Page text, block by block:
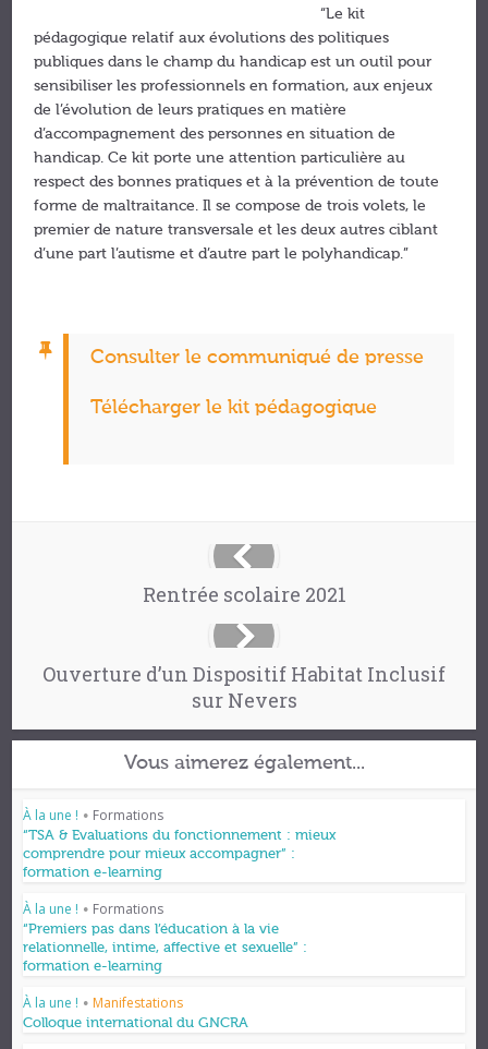
“Le kit
pédagogique relatif aux évolutions des politiques
publiques dans le champ du handicap est un outil pour
sensibiliser les professionnels en formation, aux enjeux
de l’évolution de leurs pratiques en matière
d’accompagnement des personnes en situation de
handicap. Ce kit porte une attention particulière au
respect des bonnes pratiques et à la prévention de toute
forme de maltraitance. Il se compose de trois volets, le
premier de nature transversale et les deux autres ciblant
d’une part l’autisme et d’autre part le polyhandicap.”
Consulter le communiqué de presse
Télécharger le kit pédagogique
Rentrée scolaire 2021
Ouverture d’un Dispositif Habitat Inclusif
sur Nevers
Vous aimerez également...
À la une ! • Formations
“TSA & Evaluations du fonctionnement : mieux
comprendre pour mieux accompagner” :
formation e-learning
À la une ! • Formations
“Premiers pas dans l’éducation à la vie
relationnelle, intime, affective et sexuelle” :
formation e-learning
À la une ! • Manifestations
Colloque international du GNCRA